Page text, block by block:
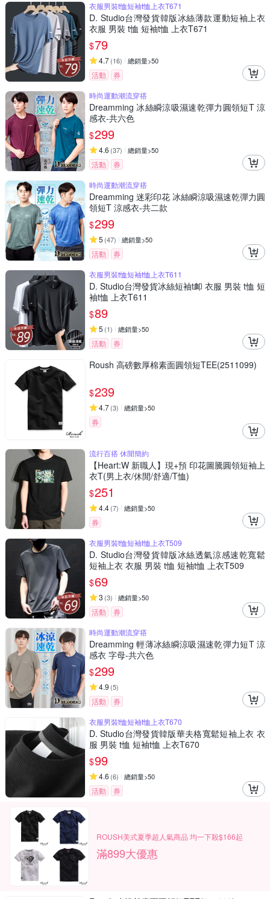
衣服男裝t恤短袖t恤上衣T671
D. Studio台灣發貨韓版冰絲薄款運動短袖上衣
衣服 男裝 t恤 短袖t恤 上衣T671
$79
4.7(16) 總銷量>50
活動
券
時尚運動潮流穿搭
Dreamming 冰絲瞬涼吸濕速乾彈力圓領短T 涼
感衣-共六色
$299
4.6 (37) 總銷量>50
活動
券
時尚運動潮流穿搭
Dreamming 迷彩印花 冰絲瞬涼吸濕速乾彈力圓
領短T 涼感衣-共二款
$299
5 (47) 總銷量>50
活動
券
衣服男裝t恤短袖t恤上衣T611
D. Studio台灣發貨冰絲短袖t卹 衣服 男裝 t恤 短
袖t恤 上衣T611
$89
5 (1) 總銷量>50
活動 券
Roush 高磅數厚棉素面圓領短TEE(2511099)
$239
4.7(3) 總銷量>50
券
流行百搭 休閒簡約
【Heart:W 新職人】現+預 印花圖騰圓領短袖上
衣T(男上衣/休閒/舒適/T恤)
$251
4.4(7) 總銷量>50
券
衣服男裝t恤短袖t恤上衣T509
D. Studio台灣發貨韓版冰絲透氣涼感速乾寬鬆
短袖上衣 衣服 男裝 t恤 短袖t恤 上衣T509
$69
3 (3) 總銷量>50
活動
券
時尚運動潮流穿搭
Dreamming 輕薄冰絲瞬涼吸濕速乾彈力短T 涼
感衣 字母-共六色
$299
4.9 (5)
活動
券
衣服男裝t恤短袖t恤上衣T670
D. Studio台灣發貨韓版華夫格寬鬆短袖上衣 衣
服 男裝 t恤 短袖t恤 上衣T670
$99
4.6 (6) 總銷量>50
活動 券
ROUSH美式夏季超人氣商品 均一下殺$166起
滿899大優惠